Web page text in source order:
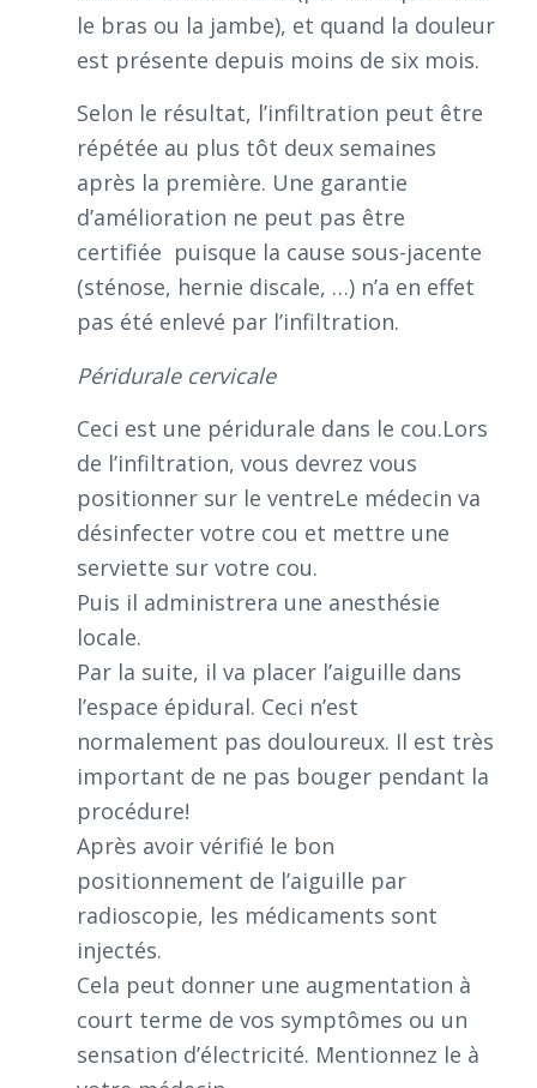
le bras ou la jambe), et quand la douleur
est présente depuis moins de six mois.
Selon le résultat, l’infiltration peut être
répétée au plus tôt deux semaines
après la première. Une garantie
d’amélioration ne peut pas être
certifiée puisque la cause sous-jacente
(sténose, hernie discale, …) n’a en effet
pas été enlevé par l’infiltration.
Péridurale cervicale
Ceci est une péridurale dans le cou.Lors
de l’infiltration, vous devrez vous
positionner sur le ventreLe médecin va
désinfecter votre cou et mettre une
serviette sur votre cou.
Puis il administrera une anesthésie
locale.
Par la suite, il va placer l’aiguille dans
l’espace épidural. Ceci n’est
normalement pas douloureux. Il est très
important de ne pas bouger pendant la
procédure!
Après avoir vérifié le bon
positionnement de l’aiguille par
radioscopie, les médicaments sont
injectés.
Cela peut donner une augmentation à
court terme de vos symptômes ou un
sensation d’électricité. Mentionnez le à